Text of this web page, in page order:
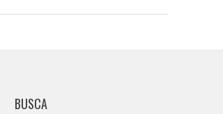
BUSCA